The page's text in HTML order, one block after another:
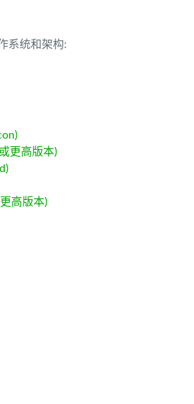
系统和架构:
更高版本)
高版本)